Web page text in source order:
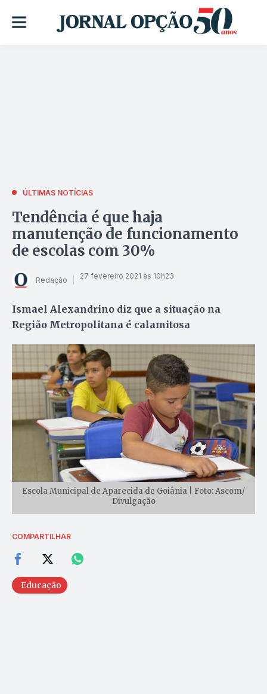
ÚLTIMAS NOTÍCIAS
Tendência é que haja
manutenção de funcionamento
de escolas com 30%
Redação 27 fevereiro 2021 às 10h23
Ismael Alexandrino diz que a situação na
Região Metropolitana é calamitosa
Escola Municipal de Aparecida de Goiânia | Foto: Ascom/
Divulgação
COMPARTILHAR
Educação